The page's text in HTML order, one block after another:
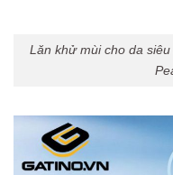
Lăn khử mùi cho da